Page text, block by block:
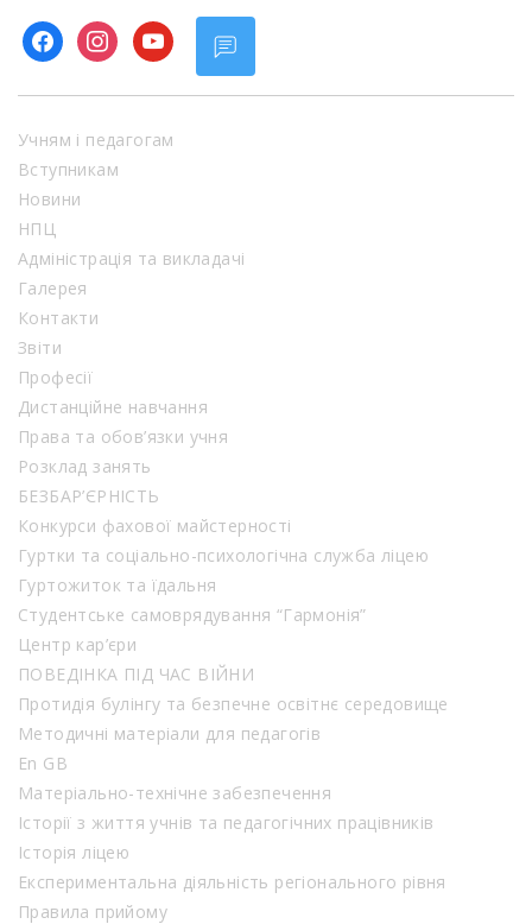
facebookinstagram
youtube
Учням і педагогам
Вступникам
Новини
НПЦ
Адміністрація та викладачі
Галерея
Контакти
Звіти
Професії
Дистанційне навчання
Права та обов’язки учня
Розклад занять
БЕЗБАР’ЄРНІСТЬ
Конкурси фахової майстерності
Гуртки та соціально-психологічна служба ліцею
Гуртожиток та їдальня
Студентське самоврядування “Гармонія”
Центр кар’єри
ПОВЕДІНКА ПІД ЧАС ВІЙНИ
Протидія булінгу та безпечне освітнє середовище
Методичні матеріали для педагогів
En GB
Матеріально-технічне забезпечення
Історії з життя учнів та педагогічних працівників
Історія ліцею
Експериментальна діяльність регіонального рівня
Правила прийому